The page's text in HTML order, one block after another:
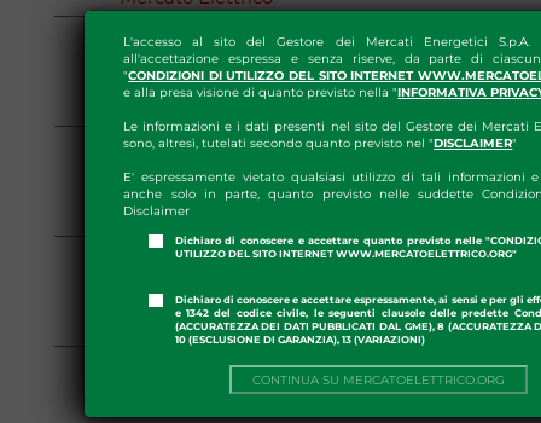
L'accesso al sito del Gestore dei Mercati Energetici S.p.A.
all'accettazione espressa e senza riserve, da parte di
"CONDIZIONI DI UTILIZZO DEL SITO INTERNET
e alla presa visione di quanto previsto nella "INFORMATIVA
Le informazioni e i dati presenti nel sito del Gestore dei Mercati
sono, altresì, tutelati secondo quanto previsto nel "DISCLAIMER"
E' espressamente vietato qualsiasi utilizzo di tali informazioni
anche solo in parte, quanto previsto nelle suddette
Disclaimer
Dichiaro di conoscere e accettare quanto previsto nelle
UTILIZZO DEL SITO INTERNET WWW.MERCATOELETTRICO.ORG"
Dichiaro di conoscere e accettare espressamente, ai sensi e per gli
e 1342 del codice civile, le seguenti clausole delle predette
(ACCURATEZZA DEI DATI PUBBLICATI DAL GME), 8 (ACCURATEZZA
10 (ESCLUSIONE DI GARANZIA), 13 (VARIAZIONI)
CONTINUA SU MERCATOELETTRICO.ORG
Abrogato il 01/10/2024
Testo Integrato della Disciplina del
Mercato Elettrico
Abrogato il 21/03/2022
Testo Integrato della Disciplina del
Mercato Elettrico
Abrogato il 21/09/2021
Testo Integrato della Disciplina del
Mercato Elettrico
Abrogato il 01/01/2020
Testo Integrato della Disciplina del